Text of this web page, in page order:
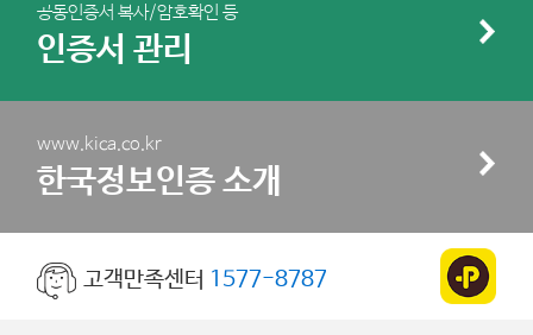
공동인증서 복사/암호확인 등
인증서 관리
www.kica.co.kr
한국정보인증 소개
고객만족센터 1577-8787